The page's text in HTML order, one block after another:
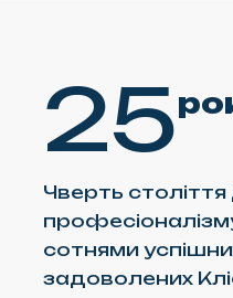
25
Чверть століття
сотнями
задоволених